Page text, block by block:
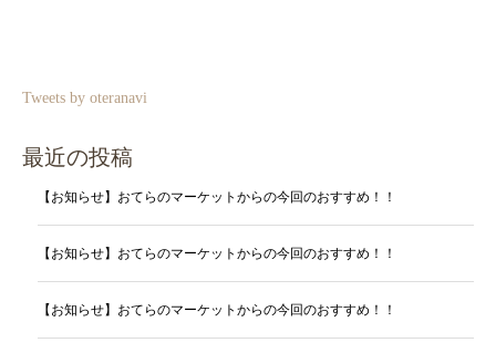
Tweets by oteranavi
最近の投稿
【お知らせ】おてらのマーケットからの今回のおすすめ！！
【お知らせ】おてらのマーケットからの今回のおすすめ！！
【お知らせ】おてらのマーケットからの今回のおすすめ！！